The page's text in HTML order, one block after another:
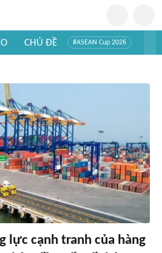
CHỦ ĐỀ #ASEAN Cup 2026
lực cạnh tranh của hàng